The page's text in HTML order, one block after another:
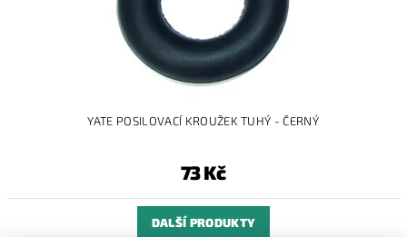
YATE POSILOVACÍ KROUŽEK TUHÝ - ČERNÝ
73 Kč
DALŠÍ PRODUKTY